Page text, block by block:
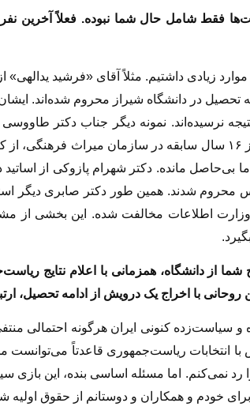
فقط شامل حال شما نبوده. فعلاً آخرین
زیادی داشتیم. مثلاً آقای «فرشید یدالهی»
تحصیل در دانشگاه شیراز محروم شده‌اند.
نرسیده‌اند. نمونه دیگر جناب دکتر
عرفان. دکتر طاووسی پس از ۱۶ سال سابقه در سازمان میراث
بی‌حاصل مانده. دکتر شهرام پازوکی از اساتید
محروم شدند. همین طور دکتر صابری دیگر
اطلاعات مخالفت شده. این بخشی از
از دانشگاه، همزمانی با اعلام نتایج
با اخراج یک درویش از ادامه تحصیل،
سیاست‌زده کنونی ایران هرگونه احتمالی
با انتخابات ریاست‌جمهوری قاعدتاً می‌توانست
رد نمی‌کنم. اما مسئله اساسی بنده، این
خودم و همکاران و دوستانم از حقوق اولیه